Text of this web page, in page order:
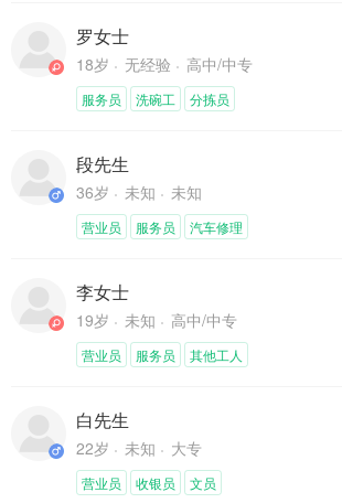
罗女士
18岁 无经验
高中/中专
服务员 洗碗工 分拣员
段先生
36岁 未知
未知
营业员 服务员 汽车修理
李女士
19岁 未知
高中/中专
营业员 服务员 其他工人
白先生
22岁 未知
大专
营业员 收银员 文员